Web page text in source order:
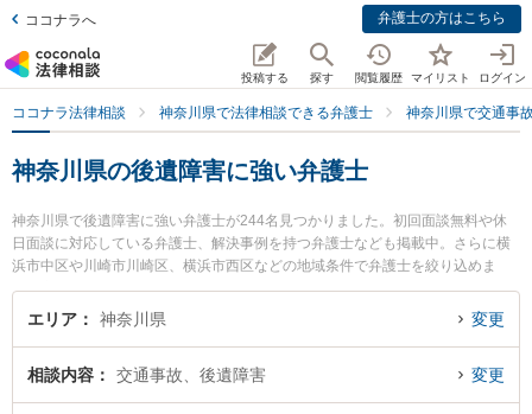
ココナラへ 弁護士の方はこちら
投稿する 探す 閲覧履歴 マイリスト ログイン
ココナラ法律相談 神奈川県で法律相談できる弁護士 神奈川県で交通事
神奈川県の後遺障害に強い弁護士
神奈川県で後遺障害に強い弁護士が244名見つかりました。初回面談無料や休
日面談に対応している弁護士、解決事例を持つ弁護士なども掲載中。さらに横
浜市中区や川崎市川崎区、横浜市西区などの地域条件で弁護士を絞り込めま
す。交通事故に関係する自動車事故やバイク事故、自転車事故等の細かな分野
での絞り込み検索もでき便利です。特に川崎パシフィック法律事務所の増井 史
『神奈川県で土日や夜間に発生した後遺障害のトラブルを今すぐに弁護士に相
談したい』『後遺障害のトラブル解決の実績豊富な近くの弁護士を検索した
エリア 神奈川県 変更
相談内容 交通事故、後遺障害 変更